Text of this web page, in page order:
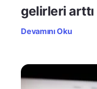
gelirleri arttı
Devamını Oku